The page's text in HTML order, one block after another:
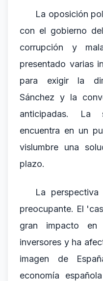
La oposición
con el gobierno
corrupción y
presentado varias
para exigir la
Sánchez y la
anticipadas. La
encuentra en un
vislumbre una
plazo.
La perspectiva
preocupante. El
gran impacto
inversores y ha
imagen de
economía